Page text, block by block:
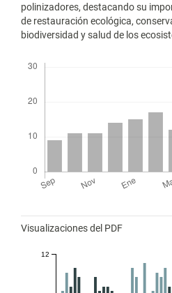
polinizadores, destacando su
de restauración ecológica,
biodiversidad y salud de los
Visualizaciones del PDF
12